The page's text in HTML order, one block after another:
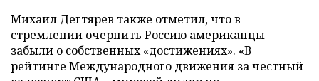
Михаил Дегтярев также отметил, что в
стремлении очернить Россию американцы
забыли о собственных «достижениях». «В
рейтинге Международного движения за честный